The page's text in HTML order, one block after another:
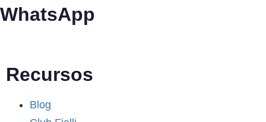
WhatsApp
Recursos
Blog